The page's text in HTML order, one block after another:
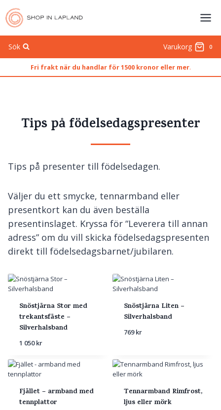
content
Sök Varukorg 0
Fri frakt när du handlar för 1500 kronor eller mer.
Tips på födelsedagspresenter
Tips på presenter till födelsedagen.
Väljer du ett smycke, tennarmband eller
presentkort kan du även beställa
presentinslaget. Kryssa för “Leverera till annan
adress” om du vill skicka födelsedagspresenten
direkt till födelsedagsbarnet/jubilaren.
Snöstjärna Stor med
trekantsfäste –
Silverhalsband
1 050kr
Snöstjärna Liten –
Silverhalsband
769kr
Fjället – armband med
tennplattor
Tennarmband Rimfrost,
ljus eller mörk